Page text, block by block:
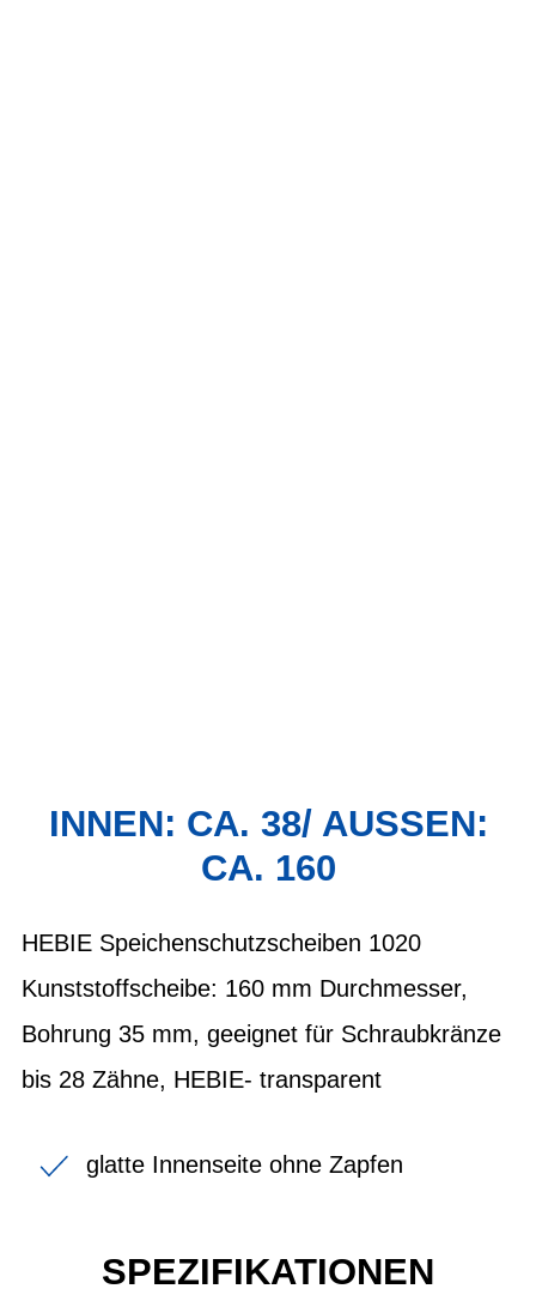
INNEN: CA. 38/ AUSSEN:
CA. 160
HEBIE Speichenschutzscheiben 1020
Kunststoffscheibe: 160 mm Durchmesser,
Bohrung 35 mm, geeignet für Schraubkränze
bis 28 Zähne, HEBIE- transparent
glatte Innenseite ohne Zapfen
SPEZIFIKATIONEN